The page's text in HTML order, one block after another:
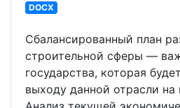
DOCX
Сбалансированный план
строительной сферы —
государства, которая
выходу данной отрасли на